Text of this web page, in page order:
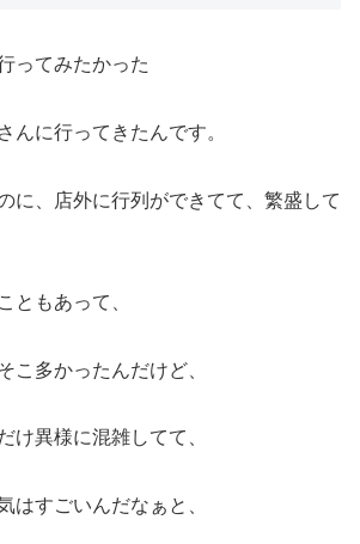
ってみたかった
んに行ってきたんです。
に、店外に行列ができてて、繁盛して
ともあって、
こ多かったんだけど、
け異様に混雑してて、
はすごいんだなぁと、